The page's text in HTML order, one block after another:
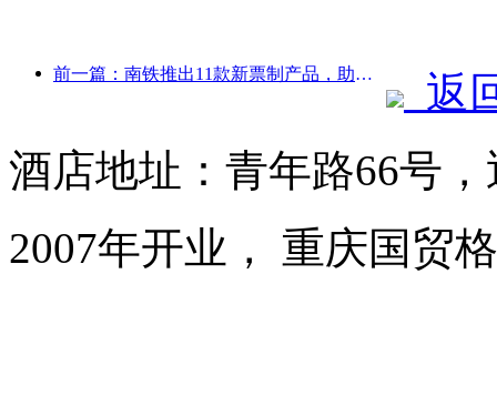
前一篇：南铁推出11款新票制产品，助力闽赣两省交通旅游融合发展
返
酒店地址：青年路66号
2007年开业， 重庆国